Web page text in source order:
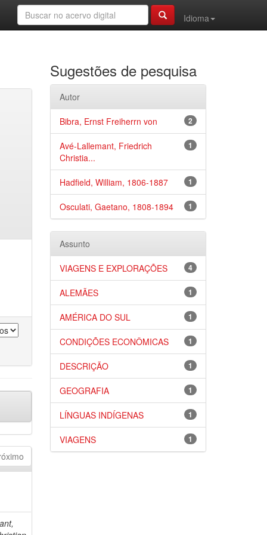
Idioma
Sugestões de pesquisa
Autor
2
Bibra, Ernst Freiherrn von
1
Avé-Lallemant, Friedrich
Christia...
1
Hadfield, William, 1806-1887
1
Osculati, Gaetano, 1808-1894
Assunto
4
VIAGENS E EXPLORAÇÕES
1
ALEMÃES
1
AMÉRICA DO SUL
1
CONDIÇÕES ECONÔMICAS
1
DESCRIÇÃO
1
GEOGRAFIA
1
LÍNGUAS INDÍGENAS
1
VIAGENS